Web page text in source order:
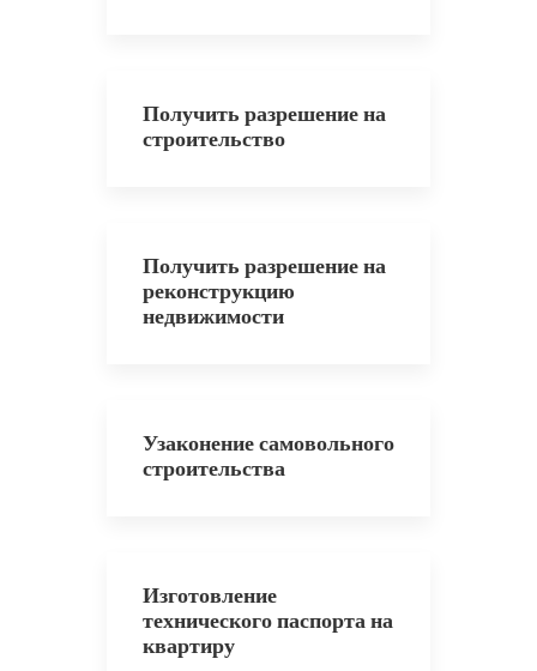
Получить разрешение на
строительство
Получить разрешение на
реконструкцию
недвижимости
Узаконение самовольного
строительства
Изготовление
технического паспорта на
квартиру